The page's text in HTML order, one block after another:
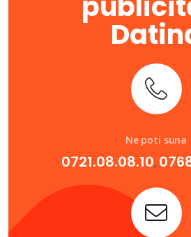
Ne poti suna
0721.08.08.10,